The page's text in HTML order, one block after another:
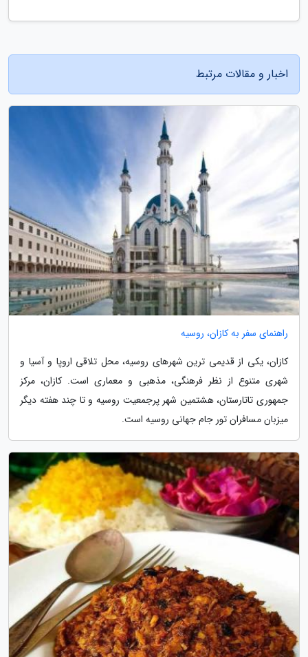
اخبار و مقالات مرتبط
راهنمای سفر به کازان، روسیه
کازان، یکی از قدیمی ترین شهرهای روسیه، محل تلاقی اروپا و آسیا و
شهری متنوع از نظر فرهنگی، مذهبی و معماری است. کازان، مرکز
جمهوری تاتارستان، هشتمین شهر پرجمعیت روسیه و تا چند هفته دیگر
میزبان مسافران تور جام جهانی روسیه است.